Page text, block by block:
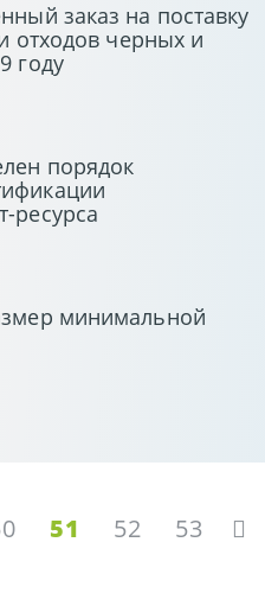
заказ на поставку
отходов черных и
году
порядок
ресурса
минимальной
51 52 53